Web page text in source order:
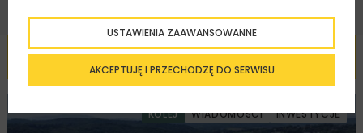
Powiązane artykuły
KOLEJ WIADOMOŚCI INWESTYCJE
AKCEPTUJĘ I PRZECHODZĘ DO SERWISU
USTAWIENIA ZAAWANSOWANNE